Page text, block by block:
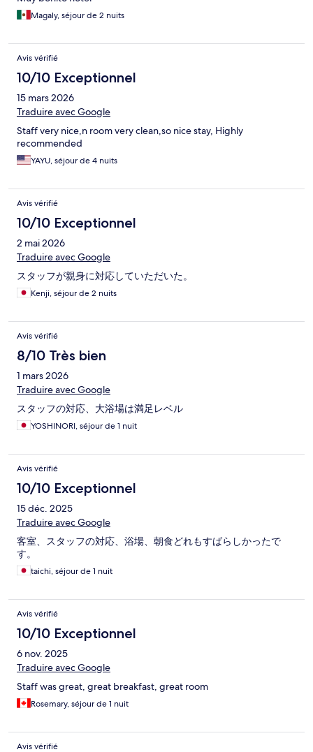
Magaly, séjour de 2 nuits
Avis vérifié
10/10 Exceptionnel
15 mars 2026
Traduire avec Google
Staff very nice,n room very clean,so nice stay, Highly
recommended
YAYU, séjour de 4 nuits
Avis vérifié
10/10 Exceptionnel
2 mai 2026
Traduire avec Google
スタッフが親身に対応していただいた。
Kenji, séjour de 2 nuits
Avis vérifié
8/10 Très bien
1 mars 2026
Traduire avec Google
スタッフの対応、大浴場は満足レベル
YOSHINORI, séjour de 1 nuit
Avis vérifié
10/10 Exceptionnel
15 déc. 2025
Traduire avec Google
客室、スタッフの対応、浴場、朝食どれもすばらしかったで
す。
taichi, séjour de 1 nuit
Avis vérifié
10/10 Exceptionnel
6 nov. 2025
Traduire avec Google
Staff was great, great breakfast, great room
Rosemary, séjour de 1 nuit
Avis vérifié